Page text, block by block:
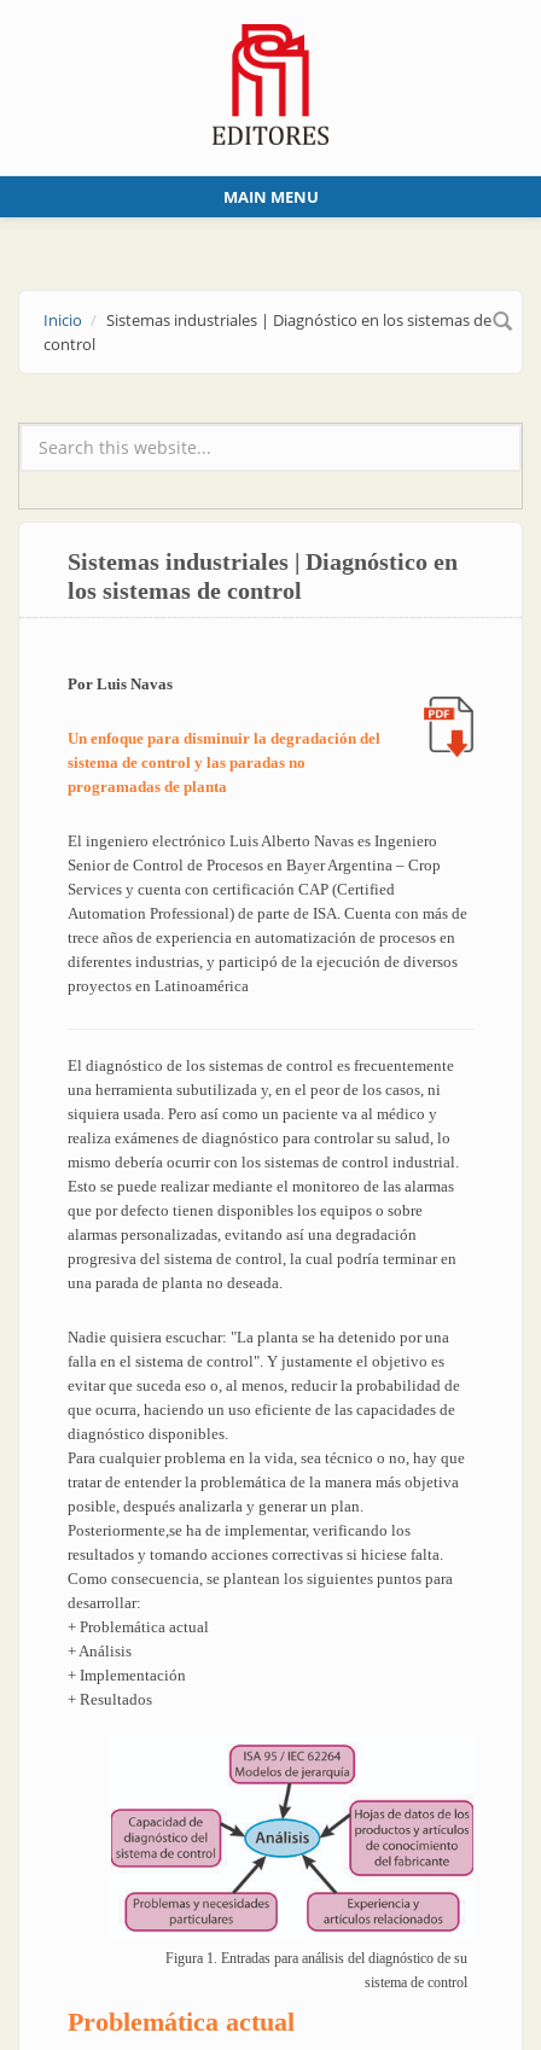
MAIN MENU
Inicio
Sistemas industriales | Diagnóstico en los sistemas de
control
Formulario de búsqueda
Sistemas industriales | Diagnóstico en
los sistemas de control
Por Luis Navas
Un enfoque para disminuir la degradación del
sistema de control y las paradas no
programadas de planta
El ingeniero electrónico Luis Alberto Navas es Ingeniero
Senior de Control de Procesos en Bayer Argentina – Crop
Services y cuenta con certificación CAP (Certified
Automation Professional) de parte de ISA. Cuenta con más de
trece años de experiencia en automatización de procesos en
diferentes industrias, y participó de la ejecución de diversos
proyectos en Latinoamérica
El diagnóstico de los sistemas de control es frecuentemente
una herramienta subutilizada y, en el peor de los casos, ni
siquiera usada. Pero así como un paciente va al médico y
realiza exámenes de diagnóstico para controlar su salud, lo
mismo debería ocurrir con los sistemas de control industrial.
Esto se puede realizar mediante el monitoreo de las alarmas
que por defecto tienen disponibles los equipos o sobre
alarmas personalizadas, evitando así una degradación
progresiva del sistema de control, la cual podría terminar en
una parada de planta no deseada.
Nadie quisiera escuchar: "La planta se ha detenido por una
falla en el sistema de control". Y justamente el objetivo es
evitar que suceda eso o, al menos, reducir la probabilidad de
que ocurra, haciendo un uso eficiente de las capacidades de
diagnóstico disponibles.
Para cualquier problema en la vida, sea técnico o no, hay que
tratar de entender la problemática de la manera más objetiva
posible, después analizarla y generar un plan.
Posteriormente,se ha de implementar, verificando los
resultados y tomando acciones correctivas si hiciese falta.
Como consecuencia, se plantean los siguientes puntos para
desarrollar:
+ Problemática actual
+ Análisis
+ Implementación
+ Resultados
Figura 1. Entradas para análisis del diagnóstico de su
sistema de control
Problemática actual